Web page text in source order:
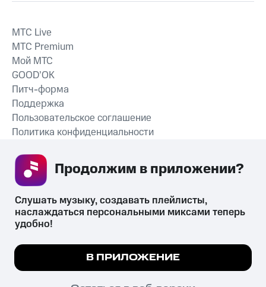
СКАЧАТЬ ПРИЛОЖЕНИЕ
MTС Live
MTС Premium
Мой МТС
GOOD’OK
Питч-форма
Поддержка
Пользовательское соглашение
Политика конфиденциальности
психотропных веществ, их аналогов причиняет вред здоровью,
их незаконный оборот запрещён и влечёт установленную
законодательством ответственность.
© 2026 ООО «КИОН».
Мы используем куки, чтобы на сайте все
Подробнее
Слушать музыку, создавать плейлисты,
наслаждаться персональными миксами теперь
удобно!
В ПРИЛОЖЕНИЕ